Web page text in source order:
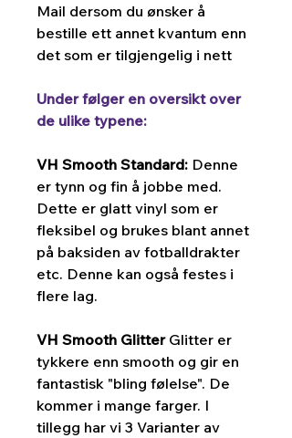
Mail dersom du ønsker å
bestille ett annet kvantum enn
det som er tilgjengelig i nett
Under følger en oversikt over
de ulike typene:
VH Smooth Standard: Denne
er tynn og fin å jobbe med.
Dette er glatt vinyl som er
fleksibel og brukes blant annet
på baksiden av fotballdrakter
etc. Denne kan også festes i
flere lag.
VH Smooth Glitter Glitter er
tykkere enn smooth og gir en
fantastisk "bling følelse". De
kommer i mange farger. I
tillegg har vi 3 Varianter av